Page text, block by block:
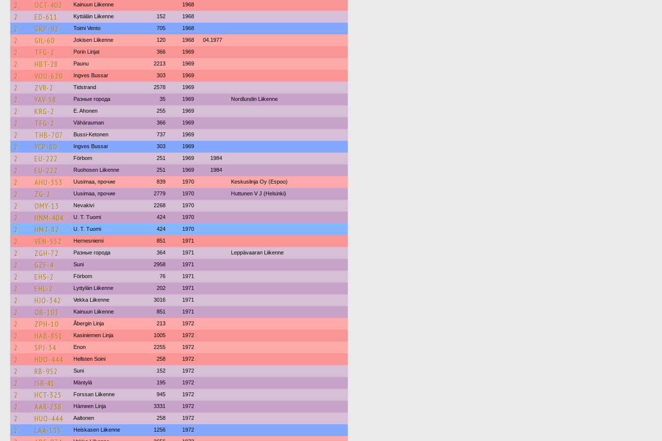
2 OCT-402 Kainuun Liikenne 1968
2 ED-611 Kyttälän Liikenne 152 1968
2 GKP-92 Toimi Vento 705 1968
2 GIL-60 Jokisen Liikenne 120 1968 04.1977
2 TFG-2 Porin Linjat 366 1969
2 HBT-28 Paunu 2213 1969
2 VOU-620 Ingves Bussar 303 1969
2 ZVR-2 Tidstrand 2578 1969
2 YAV-58 Разные города 35 1969 Nordlundin Liikenne
2 KRG-2 E. Ahonen 255 1969
2 TFG-2 Vähärauman 366 1969
2 THB-707 Bussi-Ketonen 737 1969
2 YCP-80 Ingves Bussar 303 1969
2 EU-222 Förbom 251 1969 1984
2 EU-222 Ruohosen Liikenne 251 1969 1984
2 AHU-353 Uusimaa, прочие 839 1970 Keskuslinja Oy (Espoo)
2 ZG-2 Uusimaa, прочие 2779 1970 Huttunen V J (Helsinki)
2 OMY-13 Nevakivi 2268 1970
2 HNM-404 U. T. Tuomi 424 1970
2 HMT-82 U. T. Tuomi 424 1970
2 VEN-552 Hernesniemi 851 1971
2 ZGH-72 Разные города 364 1971 Leppävaaran Liikenne
2 GZF-4 Suni 2958 1971
2 EHS-2 Förbom 76 1971
2 EHL-2 Lyttylän Liikenne 202 1971
2 HJO-342 Vekka Liikenne 3016 1971
2 OB-103 Kainuun Liikenne 851 1971
2 ZPH-10 Åbergin Linja 213 1972
2 HAB-851 Kasiniemen Linja 1005 1972
2 SPJ-34 Enon 2255 1972
2 HUO-444 Hellsten Soini 258 1972
2 RB-952 Suni 152 1972
2 ISR-41 Mäntylä 195 1972
2 HCT-325 Forssan Liikenne 945 1972
2 AAR-238 Hämeen Linja 3331 1972
2 HUO-444 Aaltonen 258 1972
2 LAA-155 Heiskasen Liikenne 1256 1972